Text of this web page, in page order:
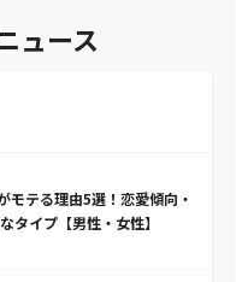
ュース
モテる理由5選！恋愛傾向・
タイプ【男性・女性】